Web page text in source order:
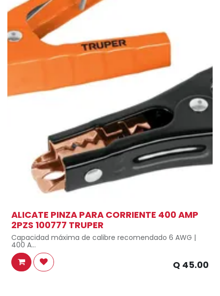
ALICATE PINZA PARA CORRIENTE 400 AMP
2PZS 100777 TRUPER
Capacidad máxima de calibre recomendado 6 AWG |
400 A
Espesor 1 mm
Largo 16 cm
Q 45.00